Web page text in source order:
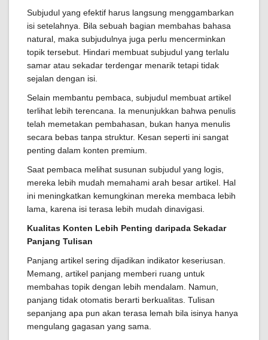
Subjudul yang efektif harus langsung menggambarkan
isi setelahnya. Bila sebuah bagian membahas bahasa
natural, maka subjudulnya juga perlu mencerminkan
topik tersebut. Hindari membuat subjudul yang terlalu
samar atau sekadar terdengar menarik tetapi tidak
sejalan dengan isi.
Selain membantu pembaca, subjudul membuat artikel
terlihat lebih terencana. Ia menunjukkan bahwa penulis
telah memetakan pembahasan, bukan hanya menulis
secara bebas tanpa struktur. Kesan seperti ini sangat
penting dalam konten premium.
Saat pembaca melihat susunan subjudul yang logis,
mereka lebih mudah memahami arah besar artikel. Hal
ini meningkatkan kemungkinan mereka membaca lebih
lama, karena isi terasa lebih mudah dinavigasi.
Kualitas Konten Lebih Penting daripada Sekadar
Panjang Tulisan
Panjang artikel sering dijadikan indikator keseriusan.
Memang, artikel panjang memberi ruang untuk
membahas topik dengan lebih mendalam. Namun,
panjang tidak otomatis berarti berkualitas. Tulisan
sepanjang apa pun akan terasa lemah bila isinya hanya
mengulang gagasan yang sama.